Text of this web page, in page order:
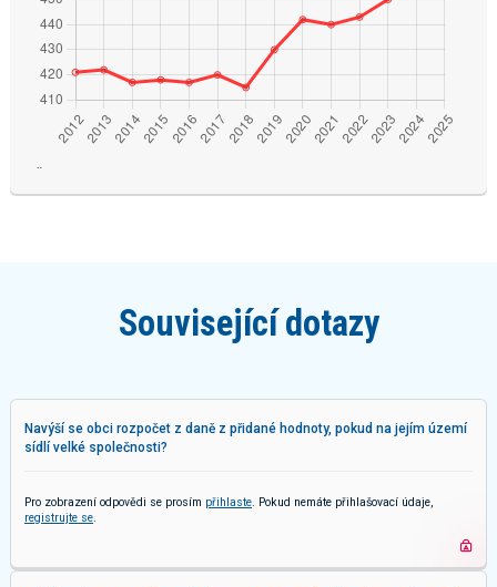
¨
Související dotazy
Navýší se obci rozpočet z daně z přidané hodnoty, pokud na jejím území
sídlí velké společnosti?
Pro zobrazení odpovědi se prosím přihlaste . Pokud nemáte přihlašovací údaje,
registrujte se